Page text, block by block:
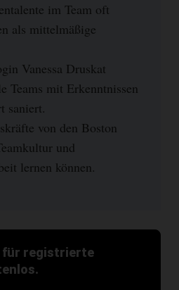
im Team oft
als mittelmäßige
Vanessa Druskat
Teams mit Erkenntnissen
saniert.
von den Boston
und
lernen können.
für registrierte